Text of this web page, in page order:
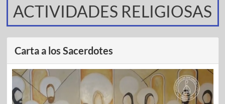
ACTIVIDADES RELIGIOSAS
Carta a los Sacerdotes